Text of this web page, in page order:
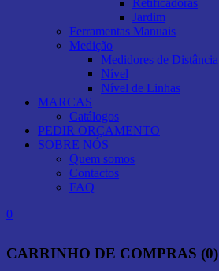
Jardim
Ferramentas Manuais
Medição
Medidores de Distância
Nível
Nível de Linhas
MARCAS
Catálogos
PEDIR ORÇAMENTO
SOBRE NÓS
Quem somos
Contactos
FAQ
0
CARRINHO DE COMPRAS (0)